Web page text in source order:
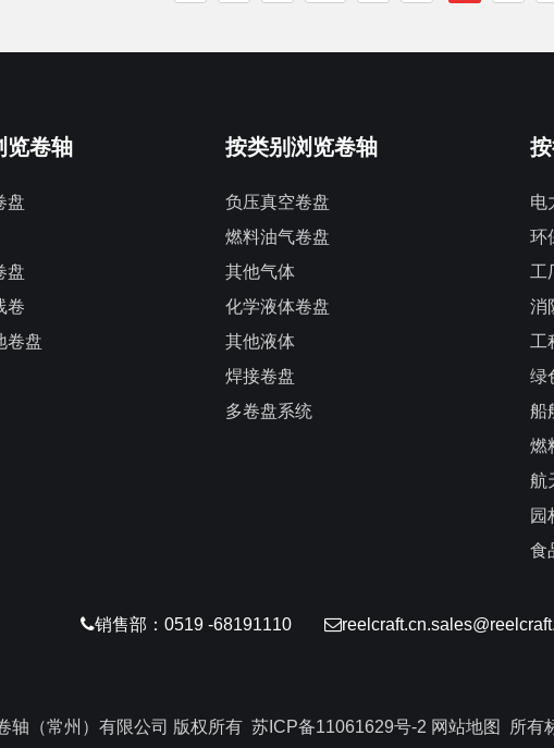
览卷轴
盘
盘
卷
卷盘
按类别浏览卷轴
负压真空卷盘
燃料油气卷盘
其他气体
化学液体卷盘
其他液体
焊接卷盘
多卷盘系统
电
环
工
消
工
绿
船
燃
航
园
食
销售部：0519 -68191110
轴（常州）有限公司 版权所有 苏ICP备11061629号-2 网站地图 所有